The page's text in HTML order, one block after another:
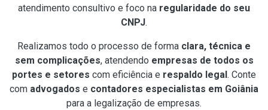
atendimento consultivo e foco na regularidade do seu
CNPJ.
Realizamos todo o processo de forma clara, técnica e
sem complicações, atendendo empresas de todos os
portes e setores com eficiência e respaldo legal. Conte
com advogados e contadores especialistas em Goiânia
para a legalização de empresas.